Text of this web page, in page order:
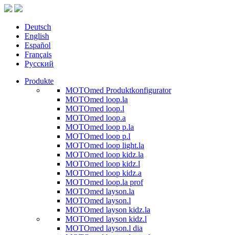
Deutsch
English
Español
Français
Русский
Produkte
MOTOmed Produktkonfigurator
MOTOmed loop.la
MOTOmed loop.l
MOTOmed loop.a
MOTOmed loop p.la
MOTOmed loop p.l
MOTOmed loop light.la
MOTOmed loop kidz.la
MOTOmed loop kidz.l
MOTOmed loop kidz.a
MOTOmed loop.la prof
MOTOmed layson.la
MOTOmed layson.l
MOTOmed layson kidz.la
MOTOmed layson kidz.l
MOTOmed layson.l dia